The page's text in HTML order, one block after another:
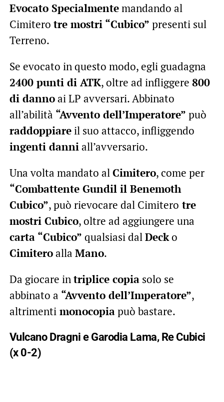
Evocato Specialmentemandando al
Cimitero tre mostri “Cubico” presenti sul
Terreno.
Se evocato in questo modo, egli guadagna
2400 punti di ATK, oltre ad infliggere 800
di dannoai LP avversari. Abbinato
all’abilità “Avvento dell’Imperatore” può
raddoppiareil suo attacco, infliggendo
ingenti danniall’avversario.
Una volta mandato alCimitero, come per
“Combattente Gundil il Benemoth
Cubico”, può rievocare dal Cimitero tre
mostri Cubico, oltre ad aggiungere una
carta “Cubico” qualsiasi dalDecko
Cimiteroalla Mano.
Da giocare intriplice copiasolo se
abbinato a “Avvento dell’Imperatore”,
altrimentimonocopiapuò bastare.
Vulcano Dragni e Garodia Lama, Re Cubici
(x 0-2)